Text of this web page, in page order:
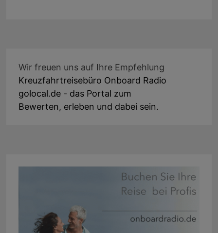
Wir freuen uns auf Ihre Empfehlung
Kreuzfahrtreisebüro Onboard Radio
golocal.de - das Portal zum
Bewerten, erleben und dabei sein.